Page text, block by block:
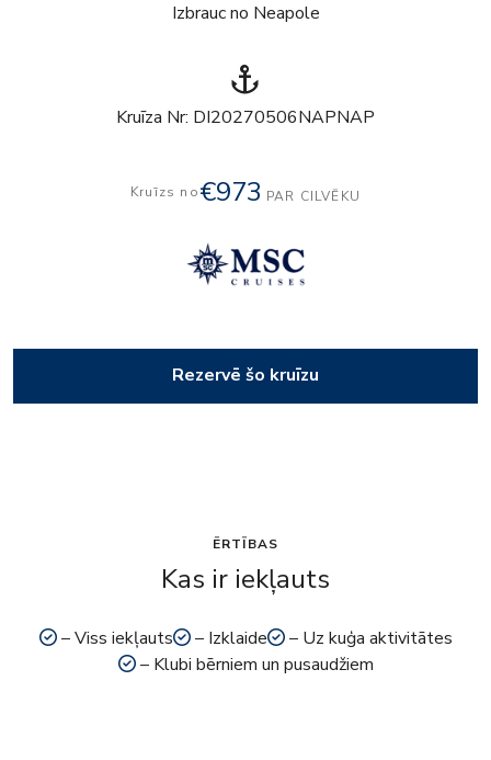
Izbrauc no Neapole
anchor
Kruīza Nr: DI20270506NAPNAP
Kruīzs no€973 PAR CILVĒKU
Rezervē šo kruīzu
ĒRTĪBAS
Kas ir iekļauts
– Viss iekļauts – Izklaide
– Uz kuģa aktivitātes
– Klubi bērniem un pusaudžiem